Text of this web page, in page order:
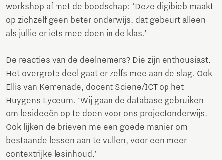
workshop af met de boodschap: ‘Deze digibieb maakt
op zichzelf geen beter onderwijs, dat gebeurt alleen
als jullie er iets mee doen in de klas.’
De reacties van de deelnemers? Die zijn enthousiast.
Het overgrote deel gaat er zelfs mee aan de slag. Ook
Ellis van Kemenade, docent Sciene/ICT op het
Huygens Lyceum. ‘Wij gaan de database gebruiken
om lesideeën op te doen voor ons projectonderwijs.
Ook lijken de brieven me een goede manier om
bestaande lessen aan te vullen, voor een meer
contextrijke lesinhoud.’